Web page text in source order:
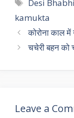
Desi
kamukta
कोरोना काल में
चचेरी बहन को
Leave a